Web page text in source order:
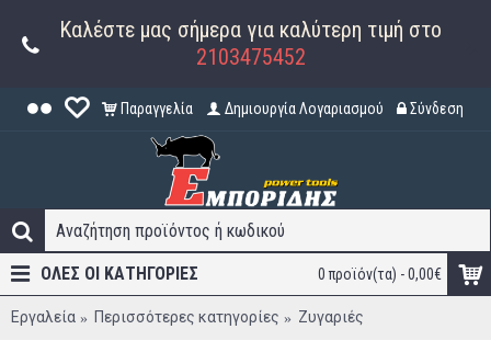
Καλέστε μας σήμερα για καλύτερη τιμή στο
2103475452
Παραγγελία Δημιουργία Λογαριασμού Σύνδεση
0 προϊόν(τα) - 0,00€
ΟΛΕΣ ΟΙ ΚΑΤΗΓΟΡΊΕΣ
Εργαλεία Περισσότερες κατηγορίες Ζυγαριές